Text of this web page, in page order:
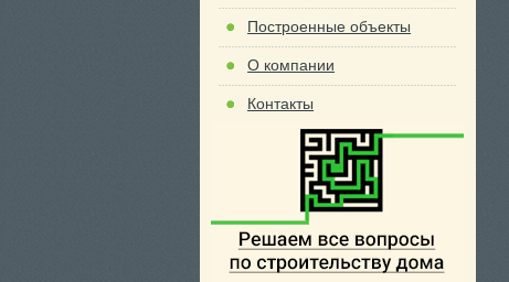
Построенные объекты
О компании
Контакты